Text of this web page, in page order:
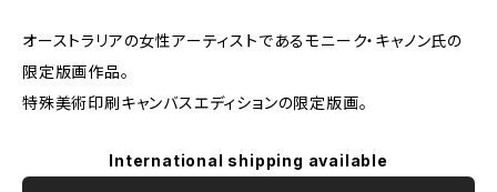
オーストラリアの女性アーティストであるモニーク・キャノン氏の
限定版画作品。
特殊美術印刷キャンバスエディションの限定版画。
International shipping available